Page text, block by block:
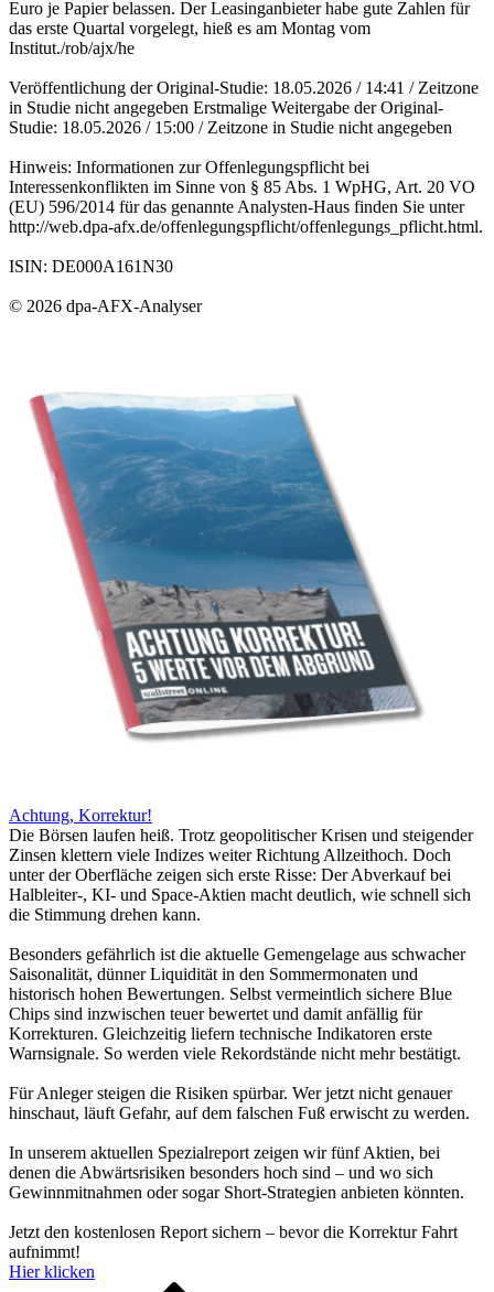
Euro je Papier belassen. Der Leasinganbieter habe gute Zahlen für
das erste Quartal vorgelegt, hieß es am Montag vom
Institut./rob/ajx/he
Veröffentlichung der Original-Studie: 18.05.2026 / 14:41 / Zeitzone
in Studie nicht angegeben Erstmalige Weitergabe der Original-
Studie: 18.05.2026 / 15:00 / Zeitzone in Studie nicht angegeben
Hinweis: Informationen zur Offenlegungspflicht bei
Interessenkonflikten im Sinne von § 85 Abs. 1 WpHG, Art. 20 VO
(EU) 596/2014 für das genannte Analysten-Haus finden Sie unter
http://web.dpa-afx.de/offenlegungspflicht/offenlegungs_pflicht.html.
ISIN: DE000A161N30
© 2026 dpa-AFX-Analyser
Achtung, Korrektur!
Die Börsen laufen heiß. Trotz geopolitischer Krisen und steigender
Zinsen klettern viele Indizes weiter Richtung Allzeithoch. Doch
unter der Oberfläche zeigen sich erste Risse: Der Abverkauf bei
Halbleiter-, KI- und Space-Aktien macht deutlich, wie schnell sich
die Stimmung drehen kann.
Besonders gefährlich ist die aktuelle Gemengelage aus schwacher
Saisonalität, dünner Liquidität in den Sommermonaten und
historisch hohen Bewertungen. Selbst vermeintlich sichere Blue
Chips sind inzwischen teuer bewertet und damit anfällig für
Korrekturen. Gleichzeitig liefern technische Indikatoren erste
Warnsignale. So werden viele Rekordstände nicht mehr bestätigt.
Für Anleger steigen die Risiken spürbar. Wer jetzt nicht genauer
hinschaut, läuft Gefahr, auf dem falschen Fuß erwischt zu werden.
In unserem aktuellen Spezialreport zeigen wir fünf Aktien, bei
denen die Abwärtsrisiken besonders hoch sind – und wo sich
Gewinnmitnahmen oder sogar Short-Strategien anbieten könnten.
Jetzt den kostenlosen Report sichern – bevor die Korrektur Fahrt
aufnimmt!
Hier klicken